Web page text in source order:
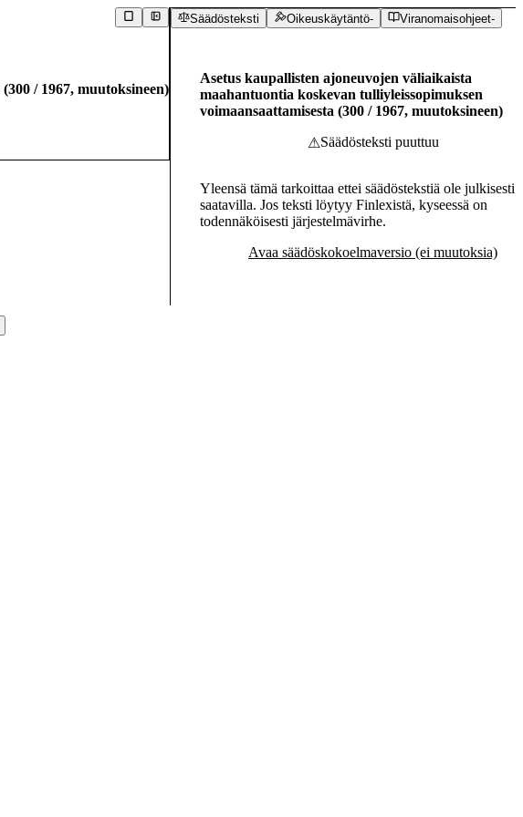
(300 / 1967, muutoksineen)
Säädösteksti Oikeuskäytäntö- Viranomaisohjeet-
Asetus kaupallisten ajoneuvojen väliaikaista
maahantuontia koskevan tulliyleissopimuksen
voimaansaattamisesta (300 / 1967, muutoksineen)
⚠Säädösteksti puuttuu
Yleensä tämä tarkoittaa ettei säädöstekstiä ole julkisesti
saatavilla. Jos teksti löytyy Finlexistä, kyseessä on
todennäköisesti järjestelmävirhe.
Avaa säädöskokoelmaversio (ei muutoksia)